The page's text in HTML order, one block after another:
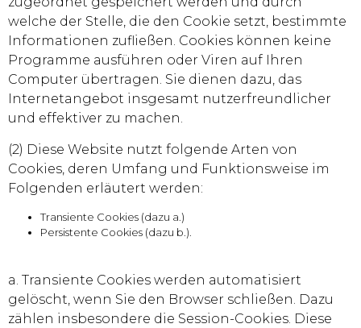
welche der Stelle, die den Cookie setzt, bestimmte
Informationen zufließen. Cookies können keine
Programme ausführen oder Viren auf Ihren
Computer übertragen. Sie dienen dazu, das
Internetangebot insgesamt nutzerfreundlicher
und effektiver zu machen.
(2) Diese Website nutzt folgende Arten von
Cookies, deren Umfang und Funktionsweise im
Folgenden erläutert werden:
Transiente Cookies (dazu a.)
Persistente Cookies (dazu b.).
a. Transiente Cookies werden automatisiert
gelöscht, wenn Sie den Browser schließen. Dazu
zählen insbesondere die Session-Cookies. Diese